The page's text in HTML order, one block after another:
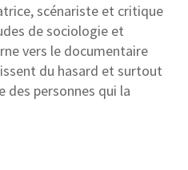
scénariste et critique
de sociologie et
vers le documentaire
du hasard et surtout
des personnes qui la